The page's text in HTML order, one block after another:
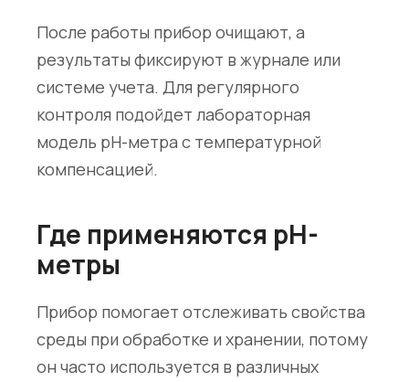
После работы прибор очищают, а
результаты фиксируют в журнале или
системе учета. Для регулярного
контроля подойдет лабораторная
модель pH-метра с температурной
компенсацией.
Где применяются pH-
метры
Прибор помогает отслеживать свойства
среды при обработке и хранении, потому
он часто используется в различных